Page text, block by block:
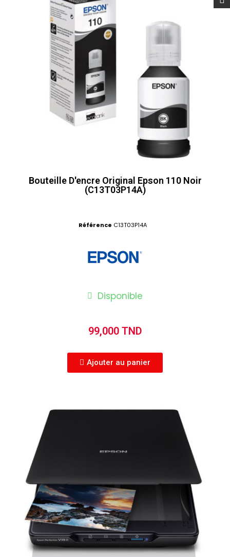
Bouteille D'encre Original Epson 110 Noir
(C13T03P14A)
Référence C13T03P14A
Disponible
99,000 TND
Ajouter au panier